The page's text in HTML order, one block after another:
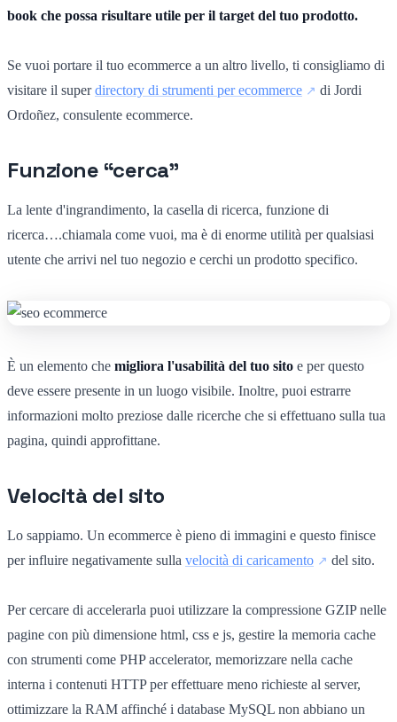
book che possa risultare utile per il target del tuo prodotto.
Se vuoi portare il tuo ecommerce a un altro livello, ti consigliamo di
visitare il superdirectory di strumenti per ecommerce
di Jordi
Ordoñez, consulente ecommerce.
Funzione “cerca”
La lente d'ingrandimento, la casella di ricerca, funzione di
ricerca….chiamala come vuoi, ma è di enorme utilità per qualsiasi
utente che arrivi nel tuo negozio e cerchi un prodotto specifico.
È un elemento che migliora l'usabilità del tuo sito e per questo
deve essere presente in un luogo visibile. Inoltre, puoi estrarre
informazioni molto preziose dalle ricerche che si effettuano sulla tua
pagina, quindi approfittane.
Velocità del sito
Lo sappiamo. Un ecommerce è pieno di immagini e questo finisce
per influire negativamente sulla velocità di caricamento del sito.
Per cercare di accelerarla puoi utilizzare la compressione GZIP nelle
pagine con più dimensione html, css e js, gestire la memoria cache
con strumenti come PHP accelerator, memorizzare nella cache
interna i contenuti HTTP per effettuare meno richieste al server,
ottimizzare la RAM affinché i database MySQL non abbiano un